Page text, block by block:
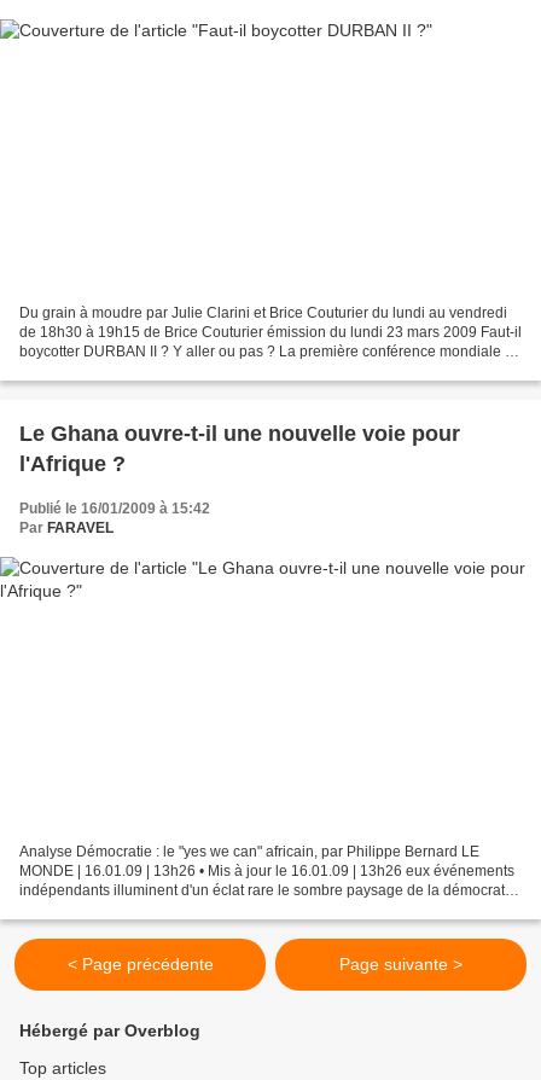
Du grain à moudre par Julie Clarini et Brice Couturier du lundi au vendredi
de 18h30 à 19h15 de Brice Couturier émission du lundi 23 mars 2009 Faut-il
boycotter DURBAN II ? Y aller ou pas ? La première conférence mondiale de
Le Ghana ouvre-t-il une nouvelle voie pour
l'Afrique ?
Publié le 16/01/2009 à 15:42
Par FARAVEL
Analyse Démocratie : le "yes we can" africain, par Philippe Bernard LE
MONDE | 16.01.09 | 13h26 • Mis à jour le 16.01.09 | 13h26 eux événements
indépendants illuminent d'un éclat rare le sombre paysage de la démocratie
< Page précédente Page suivante >
Hébergé par Overblog
Top articles